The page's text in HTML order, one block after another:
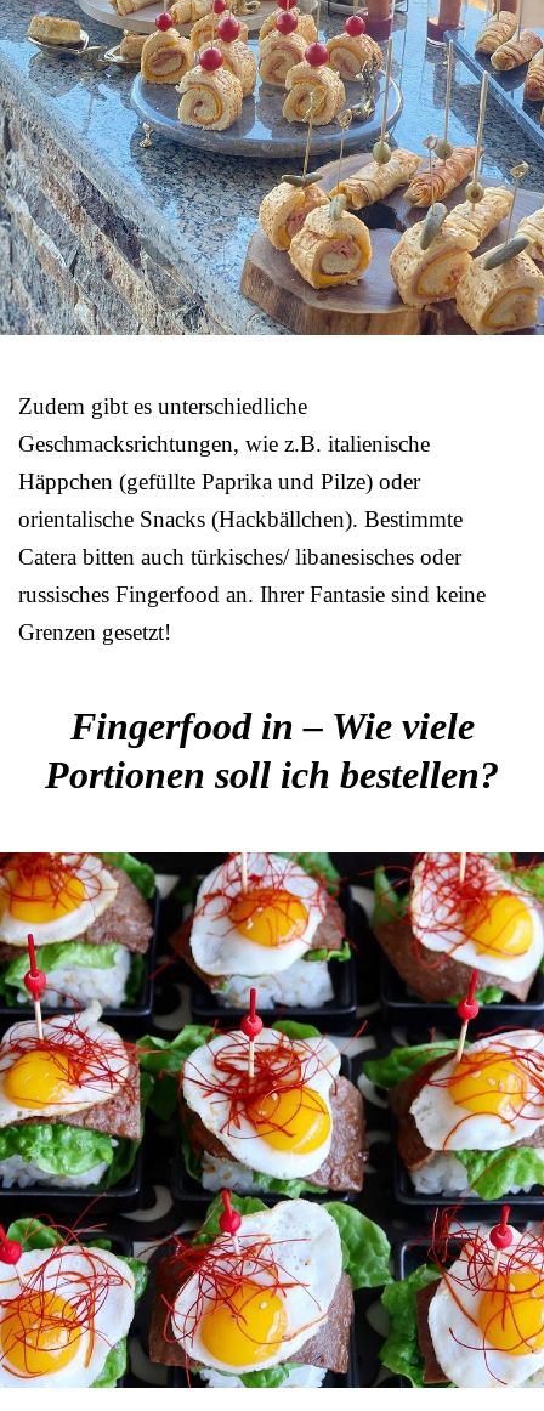
Zudem gibt es unterschiedliche
Geschmacksrichtungen, wie z.B. italienische
Häppchen (gefüllte Paprika und Pilze) oder
orientalische Snacks (Hackbällchen). Bestimmte
Catera bitten auch türkisches/ libanesisches oder
russisches Fingerfood an. Ihrer Fantasie sind keine
Grenzen gesetzt!
Fingerfood in – Wie viele
Portionen soll ich bestellen?